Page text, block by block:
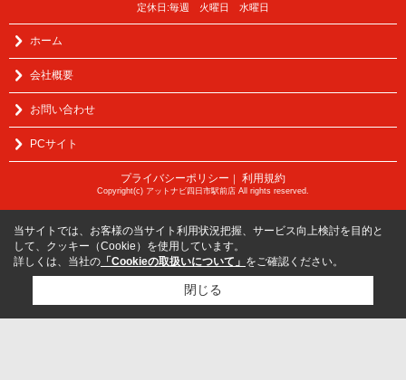
定休日:毎週 火曜日 水曜日
ホーム
会社概要
お問い合わせ
PCサイト
プライバシーポリシー ｜ 利用規約
Copyright(c) アットナビ四日市駅前店 All rights reserved.
当サイトでは、お客様の当サイト利用状況把握、サービス向上検討を目的と
して、クッキー（Cookie）を使用しています。
詳しくは、当社の 「Cookieの取扱いについて」 をご確認ください。
閉じる